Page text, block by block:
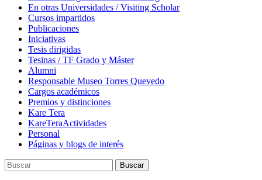
En otras Universidades / Visiting Scholar
Cursos impartidos
Publicaciones
Iniciativas
Tesis dirigidas
Tesinas / TF Grado y Máster
Alumni
Responsable Museo Torres Quevedo
Cargos académicos
Premios y distinciones
Kare Tera
KareTeraActividades
Personal
Páginas y blogs de interés
Buscar:
Buscar